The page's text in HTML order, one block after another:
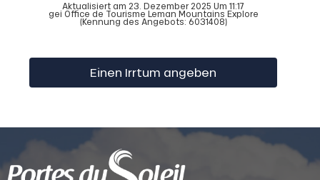
Aktualisiert am 23. Dezember 2025 Um 11:17
gei Office de Tourisme Leman Mountains Explore
(Kennung des Angebots: 6031408)
Einen Irrtum angeben